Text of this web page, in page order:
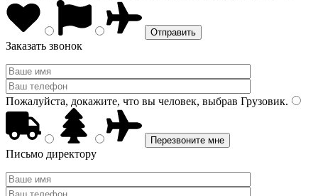
Заказать звонок
Пожалуйста, докажите, что вы человек, выбрав Грузовик.
Письмо директору